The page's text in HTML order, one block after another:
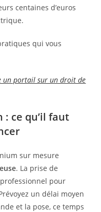
centaines d’euros
qui vous
un portail sur un droit de
ce qu’il faut
sur mesure
. La prise de
pour
un délai moyen
et la pose, ce temps